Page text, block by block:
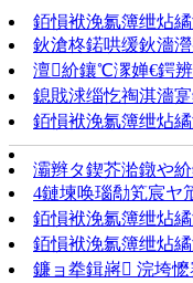
銆愪袱浼氱簿绁炶
鈥滄柊鍩哄缓鈥濇
澶紒鑲℃潈婵€鍔
鎴戝浗缁忔祹淇濇
銆愪袱浼氱簿绁炶
灞辫タ鍥芥湁鐓や
4鏈堜唤瑙勪笂宸
銆愪袱浼氱簿绁炶
銆愪袱浼氱簿绁炶
鐮ョ牶鍓嶈 浣垮